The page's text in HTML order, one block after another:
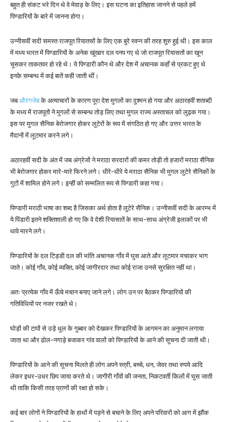
बहुत ही संकट भरे दिन थे वे मेवाड़ के लिए। इस घटना का इतिहास जानने से पहले हमें
पिण्डारियों के बारे में जानना होगा।
उन्नीसवीं सदी समस्त राजपूत रियातसों के लिए एक बुरे स्वप्न की तरह शुरु हुई थी। इस काल
में मध्य भारत में पिण्डारियों के अनेक खूंखार दल पनप गए थे जो राजपूत रियासतों का खून
चूसकर ताकतवर हो रहे थे। ये पिण्डारी कौन थे और देश में अचानक कहाँ से प्रकट हुए थे
इनके सम्बन्ध में कई बातें कही जाती थीं।
जबऔरंगजेबके अत्याचारों के कारण पूरा देश मुगलों का दुश्मन हो गया और अठारहवीं शताब्दी
के मध्य में राजपूतों ने मुगलों से सम्बन्ध तोड़ लिए तथा मुगल राज्य अस्ताचल को लुढ़क गया।
इस पर मुगल सैनिक बेरोजगार होकर लुटेरों के रूप में संगठित हो गए और उत्तर भारत के
मैदानों में लूटमार करने लगे।
अठारहवीं सदी के अंत में जब अंग्रेजों ने मराठा सरदारों की कमर तोड़ी तो हजारों मराठा सैनिक
भी बेरोजगार होकर मारे-मारे फिरने लगे। धीरे-धीरे ये मराठा सैनिक भी मुगल लुटेरे सैनिकों के
गुटों में शामिल होने लगे। इन्हीं को सम्मलित रूप से पिण्डारी कहा गया।
पिण्डारी मराठी भाषा का शब्द है जिसका अर्थ होता है लुटेरे सैनिक। उन्नीसवीं सदी के आरम्भ में
ये पिंडारी इतने शक्तिशाली हो गए कि वे देशी रियासातें के साथ-साथ अंग्रेजी इलाकों पर भी
धावे मारने लगे।
पिण्डारियों के दल टिड्डी दल की भांति अचानक गाँव में घुस आते और लूटमार मचाकर भाग
जाते। कोई गाँव, कोई व्यक्ति, कोई जागीरदार तथा कोई राजा उनसे सुरक्षित नहीं था।
अतः प्रत्येक गाँव में ऊँचे मचान बनाए जाने लगे। लोग उन पर बैठकर पिण्डारियों की
गतिविधियों पर नजर रखते थे।
घोड़ों की टापों से उड़े धूल के गुब्बार को देखकर पिण्डारियों के आगमन का अनुमान लगाया
जाता था और ढोल-नगाड़े बजाकर गांव वालों को पिण्डारियों के आने की सूचना दी जाती थी।
पिण्डारियों के आने की सूचना मिलते ही लोग अपने स्त्री, बच्चे, धन, जेवर तथा रुपये आदि
लेकर इधर-उधर छिप जाया करते थे। जागीरी गाँवों की जनता, निकटवर्ती किलों में घुस जाती
थी ताकि किसी तरह प्राणों की रक्षा हो सके।
कई बार लोगों ने पिण्डारियों के हाथों में पड़ने से बचाने के लिए अपने परिवारों को आग में झौंक